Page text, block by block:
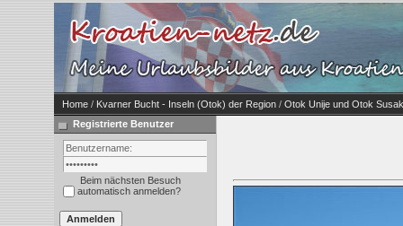
Home / Kvarner Bucht - Inseln (Otok) der Region / Otok Unije und Otok Susak
Registrierte Benutzer
Beim nächsten Besuch
automatisch anmelden?